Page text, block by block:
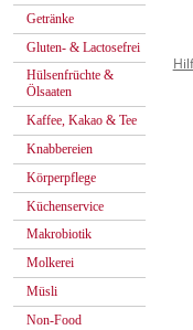
Getränke
Gluten- & Lactosefrei
Hülsenfrüchte &
Ölsaaten
Kaffee, Kakao & Tee
Knabbereien
Körperpflege
Küchenservice
Makrobiotik
Molkerei
Müsli
Non-Food